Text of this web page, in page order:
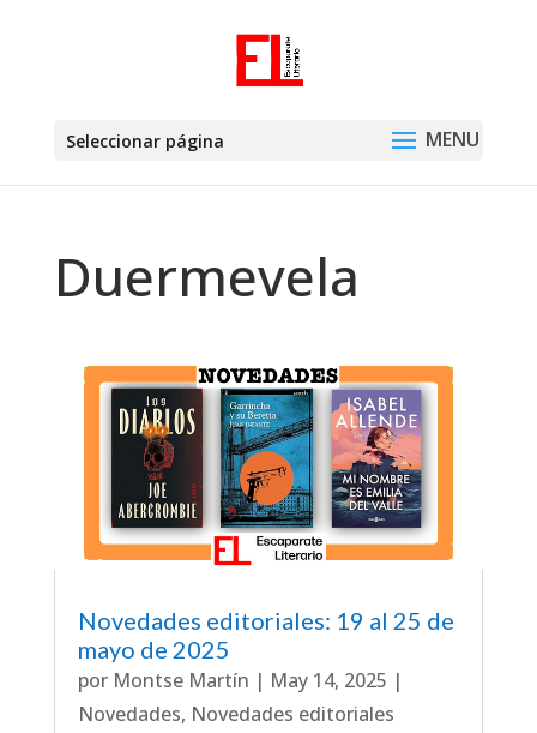
Seleccionar página
Duermevela
Novedades editoriales: 19 al 25 de
mayo de 2025
por Montse Martín | May 14, 2025 |
Novedades, Novedades editoriales